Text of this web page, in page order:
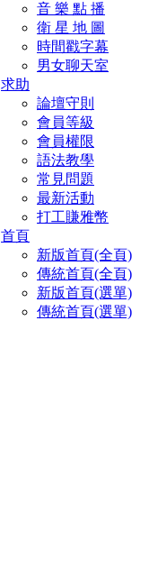
音 樂 點 播
衛 星 地 圖
時間戳字幕
男女聊天室
求助
論壇守則
會員等級
會員權限
語法教學
常見問題
最新活動
打工賺雅幣
首頁
新版首頁(全頁)
傳統首頁(全頁)
新版首頁(選單)
傳統首頁(選單)